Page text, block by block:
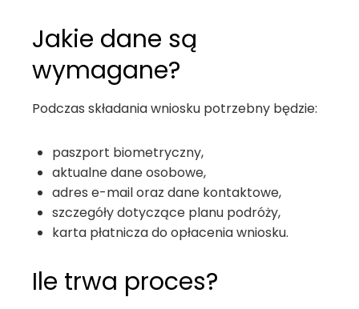
Jakie dane są
wymagane?
Podczas składania wniosku potrzebny będzie:
paszport biometryczny,
aktualne dane osobowe,
adres e-mail oraz dane kontaktowe,
szczegóły dotyczące planu podróży,
karta płatnicza do opłacenia wniosku.
Ile trwa proces?